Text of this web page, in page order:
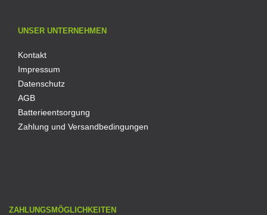
UNSER UNTERNEHMEN
Kontakt
Impressum
Datenschutz
AGB
Batterieentsorgung
Zahlung und Versandbedingungen
ZAHLUNGSMÖGLICHKEITEN